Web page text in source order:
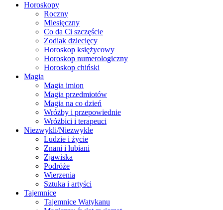
Horoskopy
Roczny
Miesięczny
Co da Ci szczęście
Zodiak dziecięcy
Horoskop księżycowy
Horoskop numerologiczny
Horoskop chiński
Magia
Magia imion
Magia przedmiotów
Magia na co dzień
Wróżby i przepowiednie
Wróżbici i terapeuci
Niezwykli/Niezwykłe
Ludzie i życie
Znani i lubiani
Zjawiska
Podróże
Wierzenia
Sztuka i artyści
Tajemnice
Tajemnice Watykanu